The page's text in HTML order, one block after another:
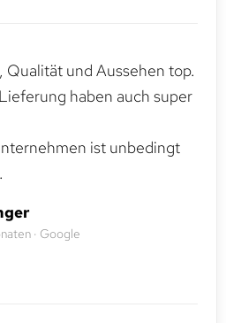
und Aussehen top.
haben auch super
ist unbedingt
· Google